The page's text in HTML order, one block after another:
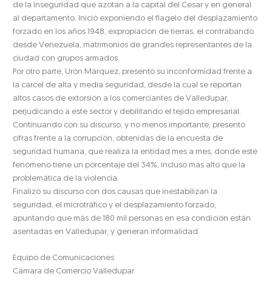
de la inseguridad que azotan a la capital del Cesar y en general
al departamento. Inició exponiendo el flagelo del desplazamiento
forzado en los años 1948, expropiación de tierras, el contrabando
desde Venezuela, matrimonios de grandes representantes de la
ciudad con grupos armados.
Por otro parte, Urón Márquez, presentó su inconformidad frente a
la cárcel de alta y media seguridad, desde la cual se reportan
altos casos de extorsión a los comerciantes de Valledupar,
perjudicando a este sector y debilitando el tejido empresarial.
Continuando con su discurso, y no menos importante, presentó
cifras frente a la corrupción, obtenidas de la encuesta de
seguridad humana, que realiza la entidad mes a mes, donde este
fenómeno tiene un porcentaje del 34%, incluso más alto que la
problemática de la violencia.
Finalizó su discurso con dos causas que inestabilizan la
seguridad, el microtráfico y el desplazamiento forzado,
apuntando que más de 180 mil personas en esa condición están
asentadas en Valledupar, y generan informalidad.
Equipo de Comunicaciones
Cámara de Comercio Valledupar